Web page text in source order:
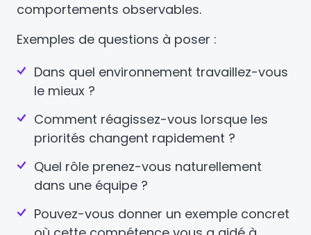
comportements observables.
Exemples de questions à poser :
Dans quel environnement travaillez-vous
le mieux ?
Comment réagissez-vous lorsque les
priorités changent rapidement ?
Quel rôle prenez-vous naturellement
dans une équipe ?
Pouvez-vous donner un exemple concret